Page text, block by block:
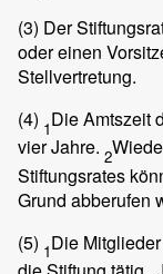
(3) Der
oder einen
Stellvertretung.
(4) 1Die Amtszeit
vier Jahre. 2
Stiftungsrates
Grund abberufen
(5) 1Die